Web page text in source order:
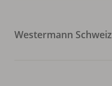
Westermann Schweiz